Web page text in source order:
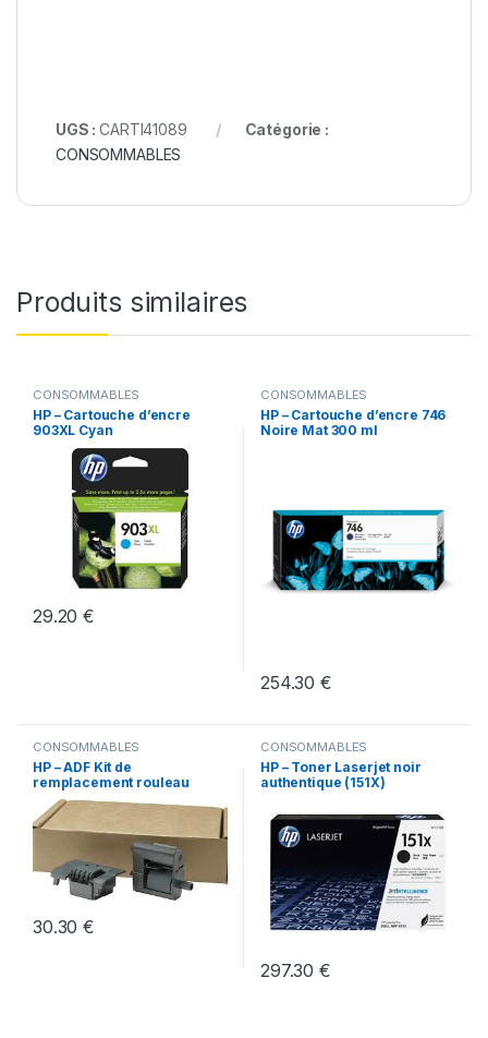
UGS :CARTI41089
Catégorie :
CONSOMMABLES
Produits similaires
CONSOMMABLES
HP – Cartouche d’encre
903XL Cyan
29.20€
CONSOMMABLES
HP – Cartouche d’encre 746
Noire Mat 300 ml
254.30€
CONSOMMABLES
HP – ADF Kit de
remplacement rouleau
PAGEWIDE
30.30€
CONSOMMABLES
HP – Toner Laserjet noir
authentique (151X)
297.30€